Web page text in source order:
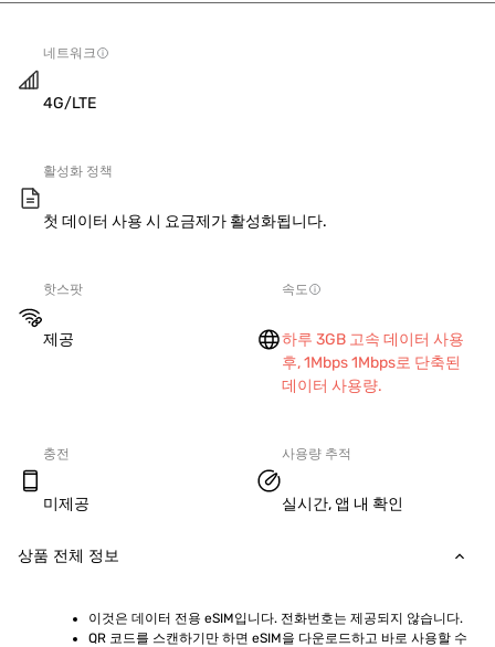
네트워크
4G/LTE
활성화 정책
첫 데이터 사용 시 요금제가 활성화됩니다.
핫스팟
제공
속도
하루 3GB 고속 데이터 사용
후, 1Mbps 1Mbps로 단축된
데이터 사용량.
충전
미제공
사용량 추적
실시간, 앱 내 확인
상품 전체 정보
이것은 데이터 전용 eSIM입니다. 전화번호는 제공되지 않습니다.
QR 코드를 스캔하기만 하면 eSIM을 다운로드하고 바로 사용할 수